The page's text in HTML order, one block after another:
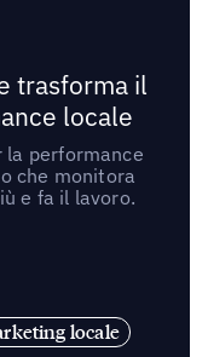
trasforma il
locale
la performance
che monitora
e fa il lavoro.
locale